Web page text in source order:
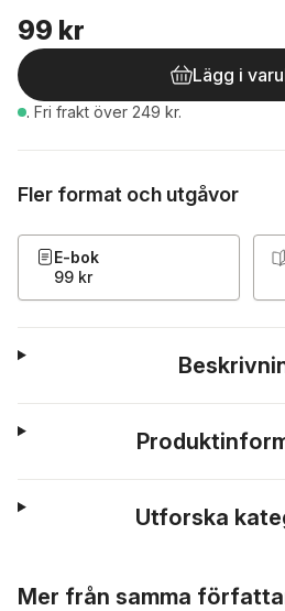
99 kr
Lägg i
. Fri frakt över 249 kr.
Fler format och utgåvor
E-bok
99 kr
Utforska
Mer från samma